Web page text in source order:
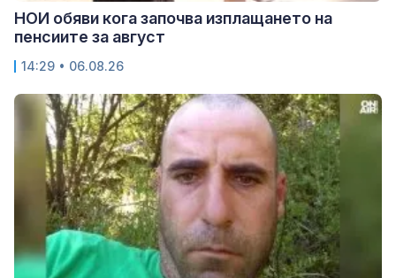
НОИ обяви кога започва изплащането на
пенсиите за август
14:29 • 06.08.26